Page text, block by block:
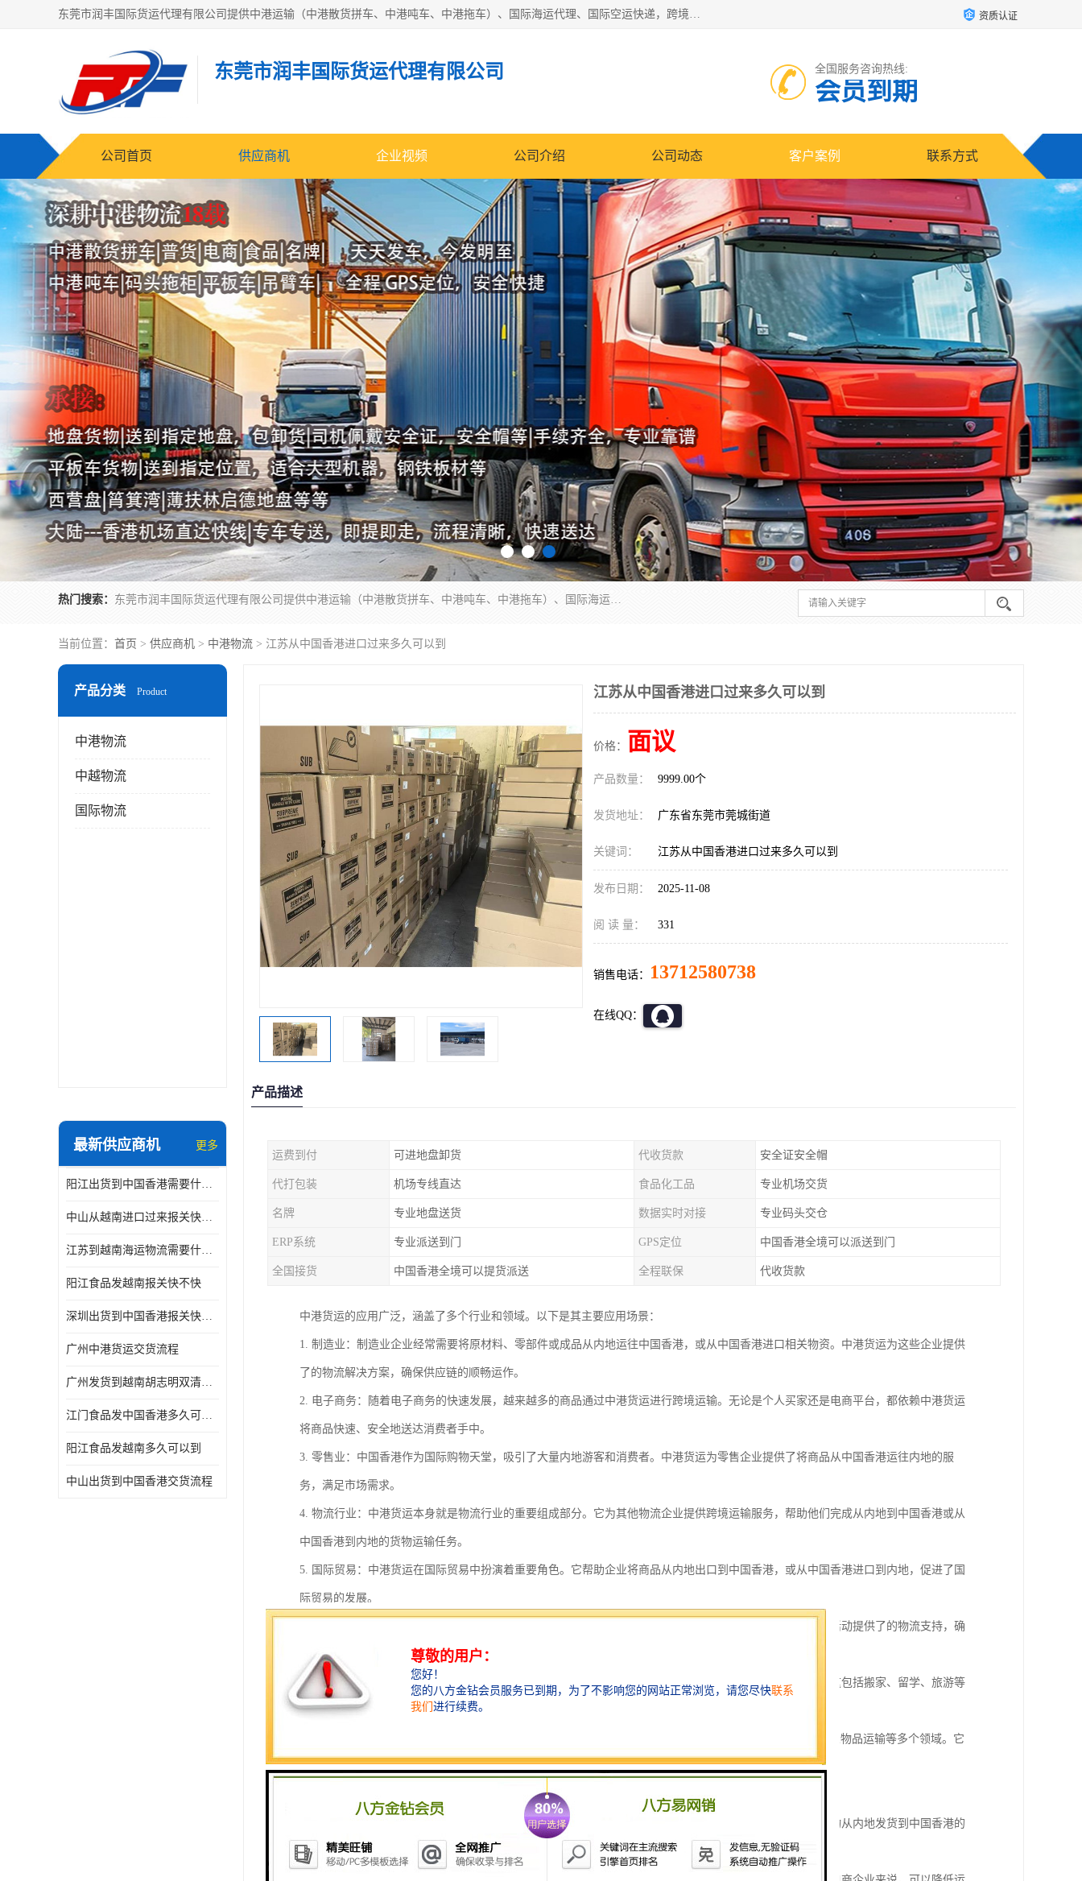
东莞市润丰国际货运代理有限公司提供中港运输（中港散货拼车、中港吨车、中港拖车）、国际海运代理、国际空运快递，跨境电商，亚马逊FBA，国内物流园服务，进出口报关，仓储，提供给客户整套运输解决方案和增值服务 资质认证
东莞市润丰国际货运代理有限公司 全国服务咨询热线:
会员到期
公司首页 供应商机 企业视频 公司介绍 公司动态 客户案例 联系方式
热门搜索： 东莞市润丰国际货运代理有限公司提供中港运输（中港散货拼车、中港吨车、中港拖车）、国际海运代理、国际空运快递，跨境电商，亚马逊FBA，国内物流园服务，进出口报关，仓储，提供给客户整套运输解决方案和增值服务
当前位置： 首页 > 供应商机 > 中港物流 > 江苏从中国香港进口过来多久可以到
产品分类 Product
中港物流
中越物流
国际物流
最新供应商机 更多
阳江出货到中国香港需要什么条件 专线直达
中山从越南进口过来报关快不快
江苏到越南海运物流需要什么条件 一步到位
阳江食品发越南报关快不快
深圳出货到中国香港报关快不快 一手货源
广州中港货运交货流程
广州发货到越南胡志明双清需要什么文件
江门食品发中国香港多久可以到 一键发货
阳江食品发越南多久可以到
中山出货到中国香港交货流程
江苏从中国香港进口过来多久可以到
价格： 面议
产品数量： 9999.00个
发货地址： 广东省东莞市莞城街道
关键词： 江苏从中国香港进口过来多久可以到
发布日期： 2025-11-08
阅 读 量： 331
销售电话： 13712580738
在线QQ：
产品描述
运费到付 可进地盘卸货 代收货款 安全证安全帽
代打包装 机场专线直达 食品化工品 专业机场交货
名牌 专业地盘送货 数据实时对接 专业码头交仓
ERP系统 专业派送到门 GPS定位 中国香港全境可以派送到门
全国接货 中国香港全境可以提货派送 全程联保 代收货款
中港货运的应用广泛，涵盖了多个行业和领域。以下是其主要应用场景：
1. 制造业：制造业企业经常需要将原材料、零部件或成品从内地运往中国香港，或从中国香港进口相关物资。中港货运为这些企业提供
了的物流解决方案，确保供应链的顺畅运作。
2. 电子商务：随着电子商务的快速发展，越来越多的商品通过中港货运进行跨境运输。无论是个人买家还是电商平台，都依赖中港货运
将商品快速、安全地送达消费者手中。
3. 零售业：中国香港作为国际购物天堂，吸引了大量内地游客和消费者。中港货运为零售企业提供了将商品从中国香港运往内地的服
务，满足市场需求。
4. 物流行业：中港货运本身就是物流行业的重要组成部分。它为其他物流企业提供跨境运输服务，帮助他们完成从内地到中国香港或从
中国香港到内地的货物运输任务。
5. 国际贸易：中港货运在国际贸易中扮演着重要角色。它帮助企业将商品从内地出口到中国香港，或从中国香港进口到内地，促进了国
际贸易的发展。
6. 展览和活动：在举办大型展览或活动时，经常需要将展品、设备等从内地运往中国香港。中港货运为这些活动提供了的物流支持，确
保展品和设备的及时到达。
7. 个人物品运输：个人用户也可以通过中港货运将个人物品从内地运往中国香港，或从中国香港运回内地。这包括搬家、留学、旅游等
场景下的物品运输需求。
总之，中港货运的应用范围广泛，涉及制造业、电子商务、零售业、物流行业、国际贸易、展览活动以及个人物品运输等多个领域。它
为这些行业和领域提供了、便捷的跨境物流服务，促进了内地与中国香港之间的经济交流与合作。
1. 地理位置优势：中国香港地处中国南部，靠近珠三角地区，是连接内地与国际市场的重要枢纽。这使得货物从内地发货到中国香港的
时间相对较短，物流效率较高。